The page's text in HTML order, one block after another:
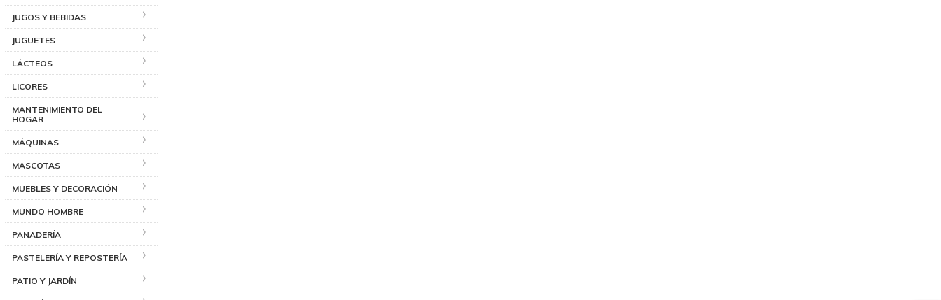
JUGOS Y BEBIDAS
JUGUETES
LÁCTEOS
LICORES
MANTENIMIENTO DEL
HOGAR
MÁQUINAS
MASCOTAS
MUEBLES Y DECORACIÓN
MUNDO HOMBRE
PANADERÍA
PASTELERÍA Y REPOSTERÍA
PATIO Y JARDÍN